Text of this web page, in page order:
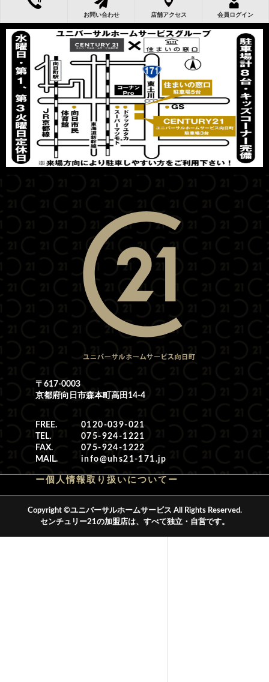
お問い合わせ 店舗アクセス 会員ログイン
〒617-0003
京都府向日市森本町高田14-4
FREE.
0120-039-021
TEL.
075-924-1221
FAX.
075-924-1222
MAIL.
info@uhs21-171.jp
ー個人情報取り扱いについてー
Copyright ©ユニバーサルホームサービス All Rights Reserved.
センチュリー21の加盟店は、すべて独立・自営です。